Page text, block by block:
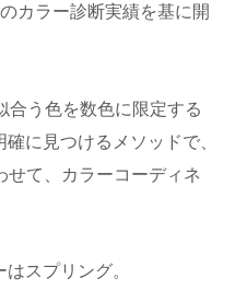
カラー診断実績を基に開
合う色を数色に限定する
に見つけるメソッドで、
せて、カラーコーディネ
スプリング。